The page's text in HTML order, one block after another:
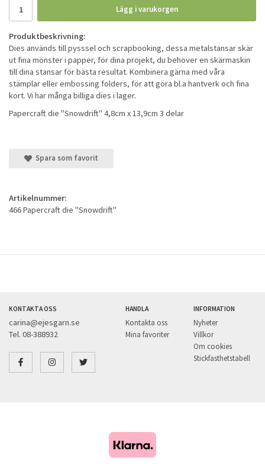
Lägg i varukorgen
Produktbeskrivning:
Dies används till pysssel och scrapbooking, dessa metalstansar skär
ut fina mönster i papper, för dina projekt, du behöver en skärmaskin
till dina stansar för bästa resultat. Kombinera gärna med våra
stämplar eller embossing folders, för att göra bl.a hantverk och fina
kort. Vi har många billiga dies i lager.
Papercraft die "Snowdrift" 4,8cm x 13,9cm 3 delar
Spara som favorit
Artikelnummer:
466 Papercraft die "Snowdrift"
KONTAKTA OSS
carina@ejesgarn.se
Tel. 08-388932
HANDLA
Kontakta oss
Mina favoriter
INFORMATION
Nyheter
Villkor
Om cookies
Stickfasthetstabell